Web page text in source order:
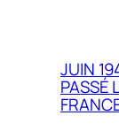
JUIN
PASSÉ